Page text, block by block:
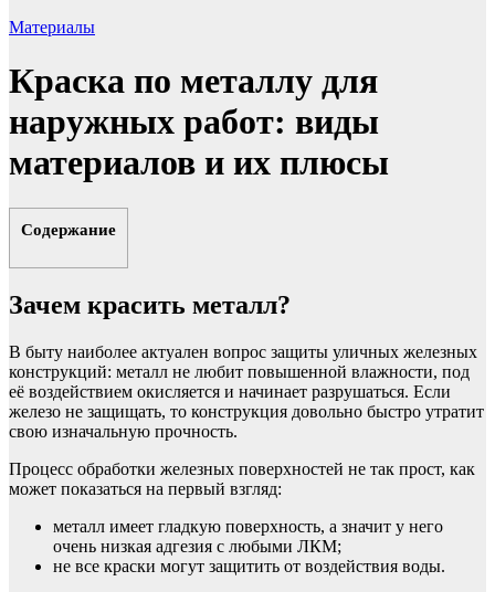
Материалы
Краска по металлу для
наружных работ: виды
материалов и их плюсы
Содержание
Зачем красить металл?
В быту наиболее актуален вопрос защиты уличных железных
конструкций: металл не любит повышенной влажности, под
её воздействием окисляется и начинает разрушаться. Если
железо не защищать, то конструкция довольно быстро утратит
свою изначальную прочность.
Процесс обработки железных поверхностей не так прост, как
может показаться на первый взгляд:
металл имеет гладкую поверхность, а значит у него
очень низкая адгезия с любыми ЛКМ;
не все краски могут защитить от воздействия воды.